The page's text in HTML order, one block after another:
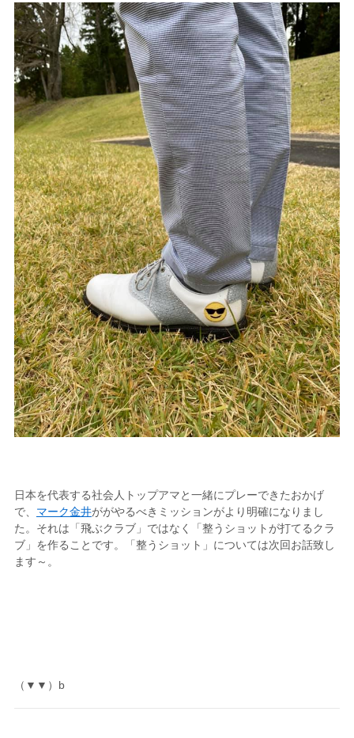
日本を代表する社会人トップアマと一緒にプレーできたおかげ
で、 マーク金井ががやるべきミッションがより明確になりまし
た。それは「飛ぶクラブ」ではなく「整うショットが打てるクラ
ブ」を作ることです。「整うショット」については次回お話致し
ます～。
（▼▼）b